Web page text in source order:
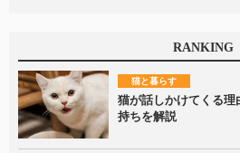
RANKING
猫と暮らす
猫が話しかけてくる
持ちを解説